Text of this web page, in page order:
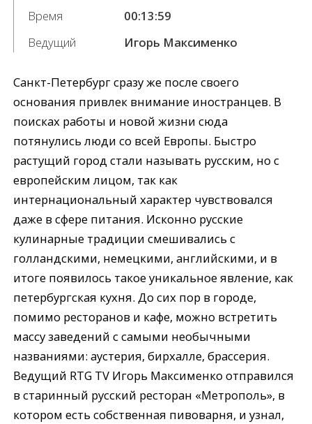
Время
00:13:59
Ведущий
Игорь Максименко
Санкт-Петербург сразу же после своего
основания привлек внимание иностранцев. В
поисках работы и новой жизни сюда
потянулись люди со всей Европы. Быстро
растущий город стали называть русским, но с
европейским лицом, так как
интернациональный характер чувствовался
даже в сфере питания. Исконно русские
кулинарные традиции смешивались с
голландскими, немецкими, английскими, и в
итоге появилось такое уникальное явление, как
петербургская кухня. До сих пор в городе,
помимо ресторанов и кафе, можно встретить
массу заведений с самыми необычными
названиями: аустерия, бирхалле, брассерия.
Ведущий RTG TV Игорь Максименко отправился
в старинный русский ресторан «Метрополь», в
котором есть собственная пивоварня, и узнал,